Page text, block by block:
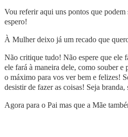
Vou referir aqui uns pontos que
espero!
À Mulher deixo já um recado que
Não critique tudo! Não espere que ele
ele fará à maneira dele, como souber e
o máximo para vos ver bem e felizes!
desistir de fazer as coisas! Seja
Agora para o Pai mas que a Mãe